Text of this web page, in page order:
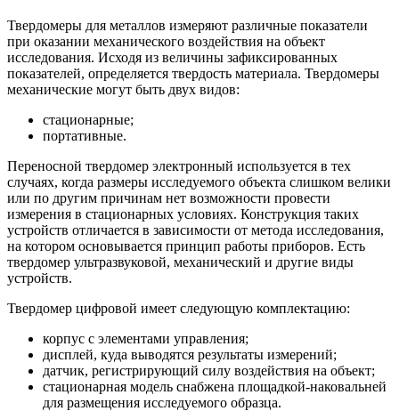
Твердомеры для металлов измеряют различные показатели
при оказании механического воздействия на объект
исследования. Исходя из величины зафиксированных
показателей, определяется твердость материала. Твердомеры
механические могут быть двух видов:
стационарные;
портативные.
Переносной твердомер электронный используется в тех
случаях, когда размеры исследуемого объекта слишком велики
или по другим причинам нет возможности провести
измерения в стационарных условиях. Конструкция таких
устройств отличается в зависимости от метода исследования,
на котором основывается принцип работы приборов. Есть
твердомер ультразвуковой, механический и другие виды
устройств.
Твердомер цифровой имеет следующую комплектацию:
корпус с элементами управления;
дисплей, куда выводятся результаты измерений;
датчик, регистрирующий силу воздействия на объект;
стационарная модель снабжена площадкой-наковальней
для размещения исследуемого образца.